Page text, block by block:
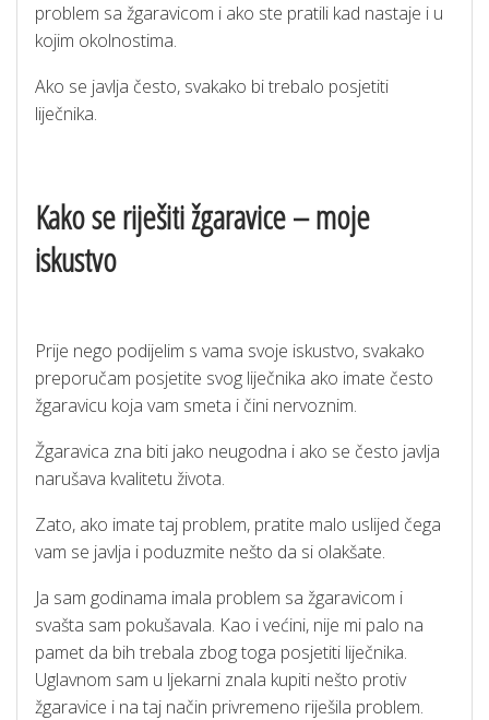
problem sa žgaravicom i ako ste pratili kad nastaje i u
kojim okolnostima.
Ako se javlja često, svakako bi trebalo posjetiti
liječnika.
Kako se riješiti žgaravice – moje
iskustvo
Prije nego podijelim s vama svoje iskustvo, svakako
preporučam posjetite svog liječnika ako imate često
žgaravicu koja vam smeta i čini nervoznim.
Žgaravica zna biti jako neugodna i ako se često javlja
narušava kvalitetu života.
Zato, ako imate taj problem, pratite malo uslijed čega
vam se javlja i poduzmite nešto da si olakšate.
Ja sam godinama imala problem sa žgaravicom i
svašta sam pokušavala. Kao i većini, nije mi palo na
pamet da bih trebala zbog toga posjetiti liječnika.
Uglavnom sam u ljekarni znala kupiti nešto protiv
žgaravice i na taj način privremeno riješila problem.